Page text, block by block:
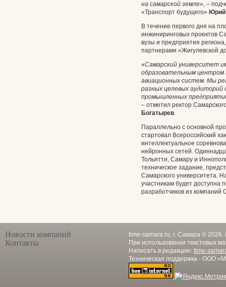
на самарской земле», –
«Транспорт будущего» Юрий
В течение первого дня на
инжиниринговых проектов
вузы и предприятия
партнерами «Жигулевской
«Самарский университет
образовательным центром
авиационных систем. Мы
разных целевых аудиторий
промышленных
– отметил ректор
Богатырев.
Параллельно с основной
стартовал Всероссийский
интеллектуальное
нейронных сетей.
Тольятти, Самару и
техническое задание,
Самарского университета.
участникам будет доступна
разработчиков из компаний
Новости компаний
Контакты
time-samara.ru, г. Самара ©
При использовании текстовых
Написать в редакцию: time-
Техническая поддержка - ООО